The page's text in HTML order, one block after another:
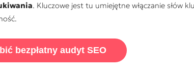
. Kluczowe jest tu umiejętne włączanie słów
bezpłatny audyt SEO